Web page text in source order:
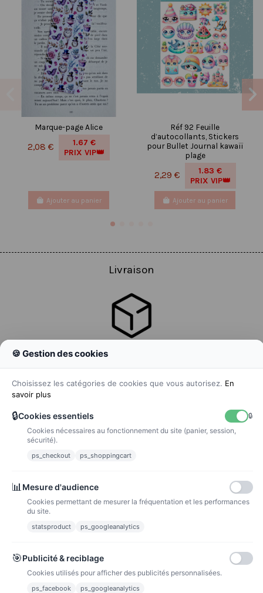
Marque-page Alice
2,08 €
1.67 €
PRIX VIP👑
Ajouter au panier
Réf 92 Feuille
d’autocollants, Stickers
pour Bullet Journal kawaïï
plage
2,29 €
1.83 €
PRIX VIP👑
Ajouter au panier
Livraison
La poste
🍪 Gestion des cookies
Choisissez les catégories de cookies que vous autorisez. En
savoir plus
🔒Cookies essentiels
🔒
Cookies nécessaires au fonctionnement du site (panier, session,
sécurité).
ps_checkout ps_shoppingcart
📊 Mesure d'audience
Cookies permettant de mesurer la fréquentation et les performances
du site.
statsproduct ps_googleanalytics
🎯Publicité & reciblage
Cookies utilisés pour afficher des publicités personnalisées.
ps_facebook ps_googleanalytics